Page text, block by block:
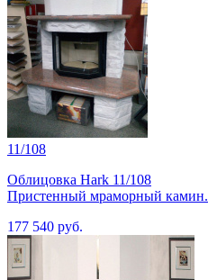
11/108
Облицовка Hark 11/108
Пристенный мраморный камин.
177 540 руб.